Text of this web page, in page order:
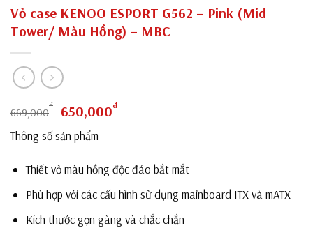
Vỏ case KENOO ESPORT G562 – Pink (Mid
Tower/ Màu Hồng) – MBC
669,000
₫
Giá
gốc
là:
669,000₫.
650,000₫Giá
là:
650,000₫.
Thông số sản phẩm
Thiết vỏ màu hồng độc đáo bắt mắt
Phù hợp với các cấu hình sử dụng mainboard ITX và mATX
Kích thước gọn gàng và chắc chắn